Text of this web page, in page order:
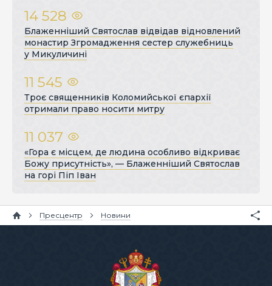
14 528
Блаженніший Святослав відвідав відновлений
монастир Згромадження сестер служебниць
у Микуличині
11 545
Троє священників Коломийської єпархії
отримали право носити митру
11 037
«Гора є місцем, де людина особливо відкриває
Божу присутність», — Блаженніший Святослав
на горі Піп Іван
Пресцентр Новини